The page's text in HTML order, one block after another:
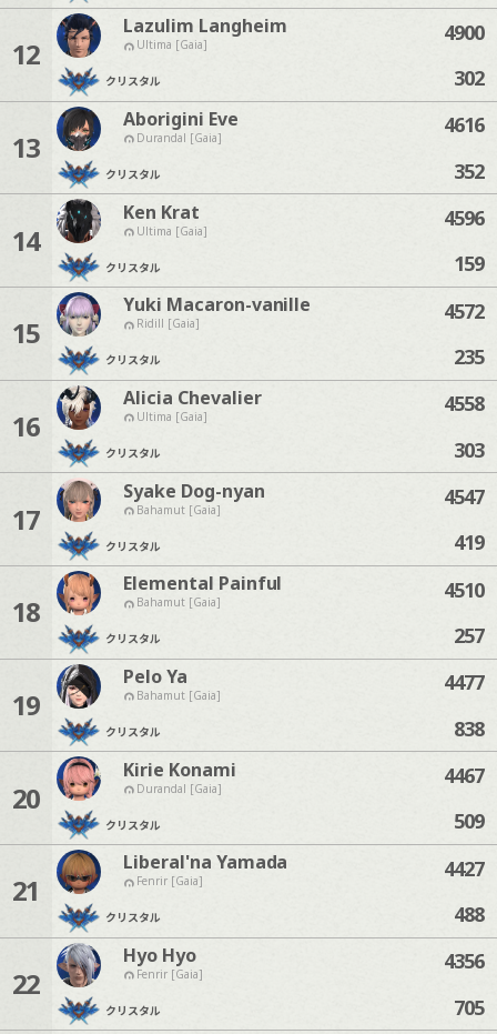
12
Lazulim Langheim
Ultima [Gaia]
クリスタル
4900
302
13
Aborigini Eve
Durandal [Gaia]
クリスタル
4616
352
14
Ken Krat
Ultima [Gaia]
クリスタル
4596
159
15
Yuki Macaron-vanille
Ridill [Gaia]
クリスタル
4572
235
16
Alicia Chevalier
Ultima [Gaia]
クリスタル
4558
303
17
Syake Dog-nyan
Bahamut [Gaia]
クリスタル
4547
419
18
Elemental Painful
Bahamut [Gaia]
クリスタル
4510
257
19
Pelo Ya
Bahamut [Gaia]
クリスタル
4477
838
20
Kirie Konami
Durandal [Gaia]
クリスタル
4467
509
21
Liberal'na Yamada
Fenrir [Gaia]
クリスタル
4427
488
22
Hyo Hyo
Fenrir [Gaia]
クリスタル
4356
705